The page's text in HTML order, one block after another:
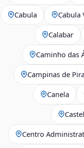
Cabula Cabula
Calabar
Caminho das
Campinas de
Canela
Centro